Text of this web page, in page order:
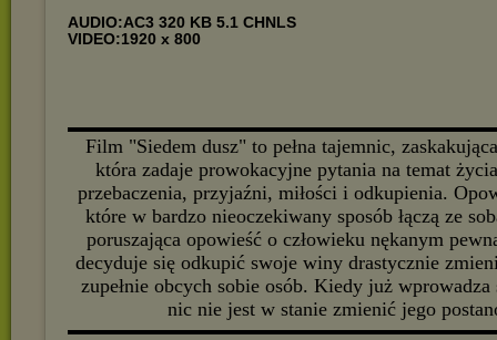
AUDIO:AC3 320 KB 5.1 CHNLS
VIDEO:1920 x 800
Film "Siedem dusz" to pełna tajemnic,
która zadaje prowokacyjne pytania na temat
przebaczenia, przyjaźni, miłości i odkupienia.
które w bardzo nieoczekiwany sposób łączą ze
poruszająca opowieść o człowieku nękanym
decyduje się odkupić swoje winy drastycznie
zupełnie obcych sobie osób. Kiedy już
nic nie jest w stanie zmienić jego